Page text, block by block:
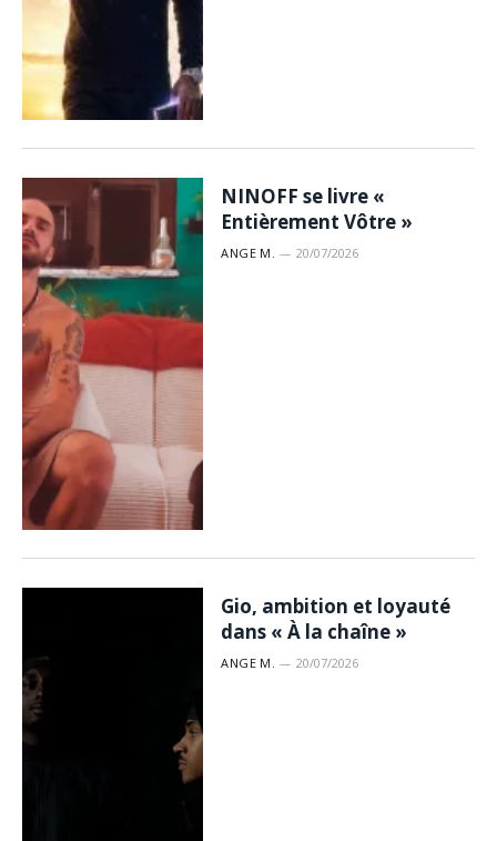
NINOFF se livre «
Entièrement Vôtre »
ANGE M. 20/07/2026
Gio, ambition et loyauté
dans « À la chaîne »
ANGE M. 20/07/2026